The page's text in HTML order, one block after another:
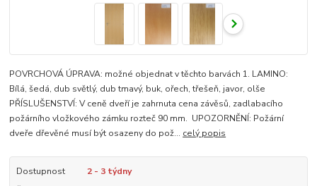
POVRCHOVÁ ÚPRAVA: možné objednat v těchto barvách 1. LAMINO:
Bílá, šedá, dub světlý, dub tmavý, buk, ořech, třešeň, javor, olše
PŘÍSLUŠENSTVÍ: V ceně dveří je zahrnuta cena závěsů, zadlabacího
požárního vložkového zámku rozteč 90 mm. UPOZORNĚNÍ: Požární
dveře dřevěné musí být osazeny do pož... celý popis
Dostupnost
2 - 3 týdny